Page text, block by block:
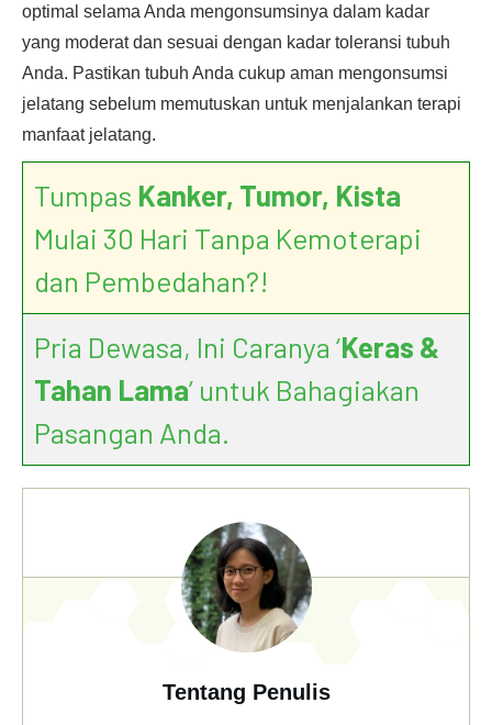
optimal selama Anda mengonsumsinya dalam kadar
yang moderat dan sesuai dengan kadar toleransi tubuh
Anda. Pastikan tubuh Anda cukup aman mengonsumsi
jelatang sebelum memutuskan untuk menjalankan terapi
manfaat jelatang.
Tumpas Kanker, Tumor, Kista
Mulai 30 Hari Tanpa Kemoterapi
dan Pembedahan?!
Pria Dewasa, Ini Caranya ‘Keras &
Tahan Lama’ untuk Bahagiakan
Pasangan Anda.
Tentang Penulis